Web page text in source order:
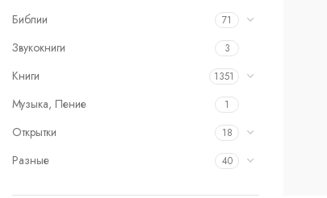
Библии 71
Звукокниги 3
Книги 1351
Музыка, Пение 1
Открытки 18
Разные 40